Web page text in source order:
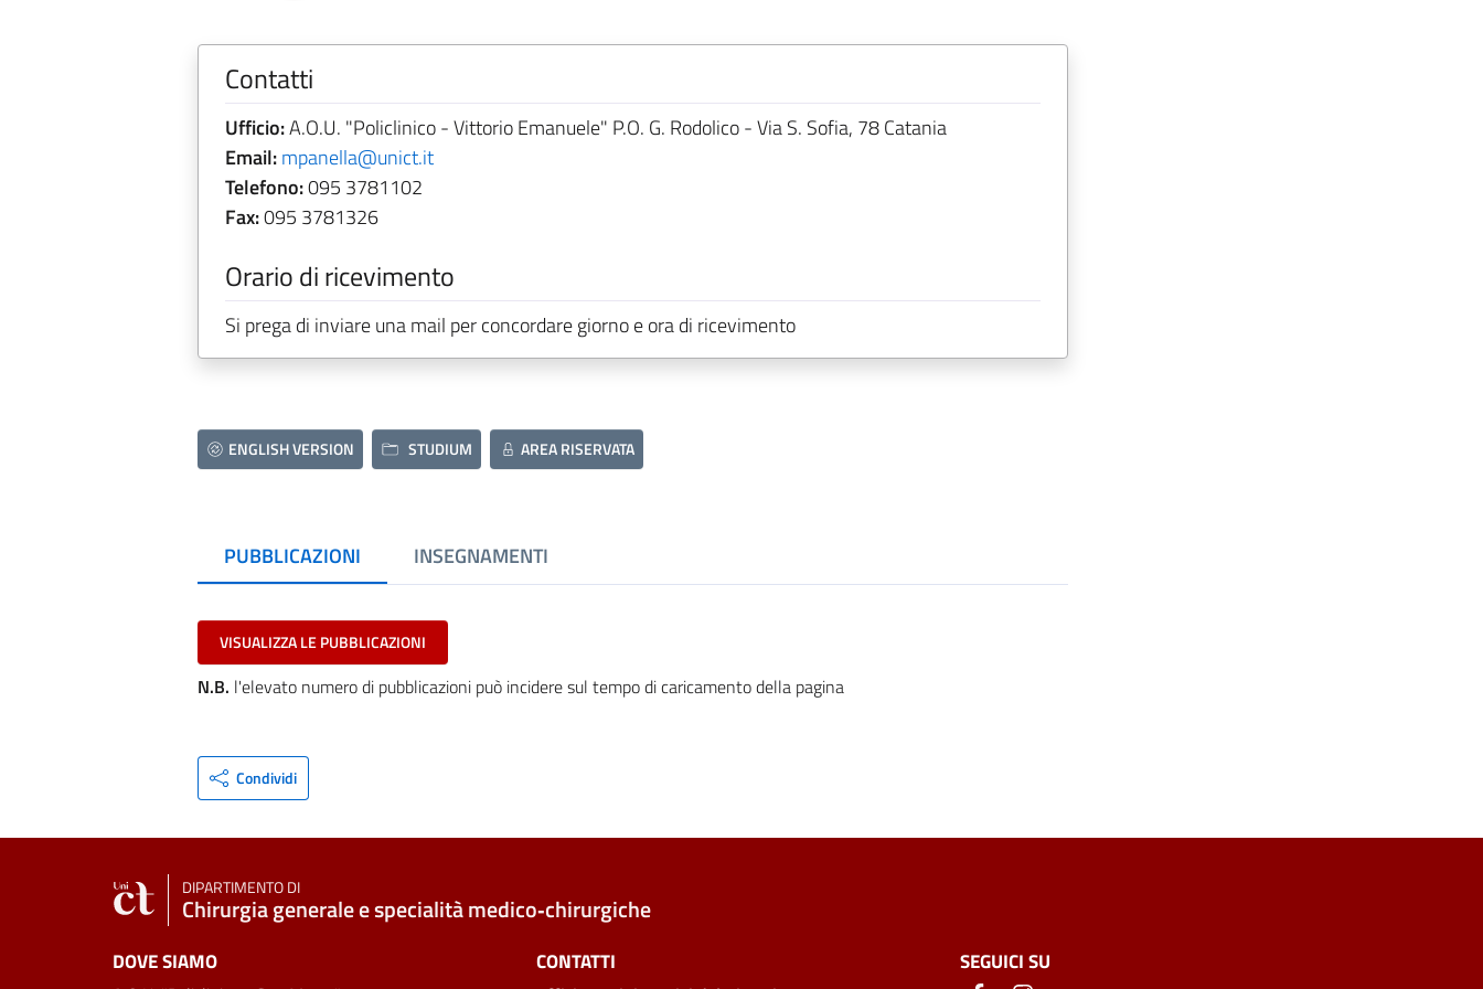
Contatti
Ufficio:A.O.U. "Policlinico - Vittorio Emanuele" P.O. G. Rodolico - Via S. Sofia, 78 Catania
Email:mpanella@unict.it
Telefono:095 3781102
Fax:095 3781326
Orario di ricevimento
Si prega di inviare una mail per concordare giorno e ora di ricevimento
ENGLISH VERSION STUDIUM AREA RISERVATA
PUBBLICAZIONI INSEGNAMENTI
VISUALIZZA LE PUBBLICAZIONI
N.B. l'elevato numero di pubblicazioni può incidere sul tempo di caricamento della pagina
Condividi
DIPARTIMENTO DI
Chirurgia generale e specialità medico‑chirurgiche
DOVE SIAMO CONTATTI SEGUICI SU